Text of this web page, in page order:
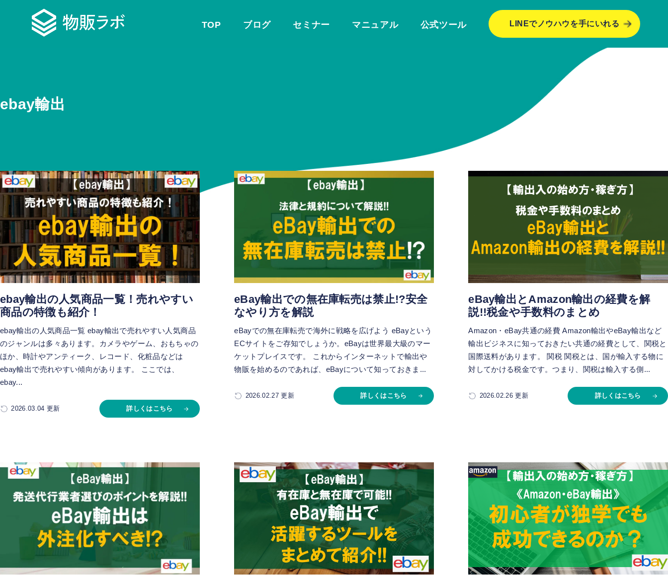
TOP ブログ セミナー マニュアル 公式ツール LINEでノウハウを手にいれる
ebay輸出
ebay輸出の人気商品一覧！売れやすい
商品の特徴も紹介！
ebay輸出の人気商品一覧 ebay輸出で売れやすい人気商品
のジャンルは多々あります。カメラやゲーム、おもちゃの
ほか、時計やアンティーク、レコード、化粧品などは
ebay輸出で売れやすい傾向があります。 ここでは、
ebay...
2026.03.04 更新 詳しくはこちら
eBay輸出での無在庫転売は禁止!?安全
なやり方を解説
eBayでの無在庫転売で海外に戦略を広げよう eBayという
ECサイトをご存知でしょうか。eBayは世界最大級のマー
ケットプレイスです。 これからインターネットで輸出や
物販を始めるのであれば、eBayについて知っておきま...
2026.02.27 更新 詳しくはこちら
eBay輸出とAmazon輸出の経費を解
説!!税金や手数料のまとめ
Amazon・eBay共通の経費 Amazon輸出やeBay輸出など
輸出ビジネスに知っておきたい共通の経費として、関税と
国際送料があります。 関税 関税とは、国が輸入する物に
対してかける税金です。つまり、関税は輸入する側...
2026.02.26 更新 詳しくはこちら